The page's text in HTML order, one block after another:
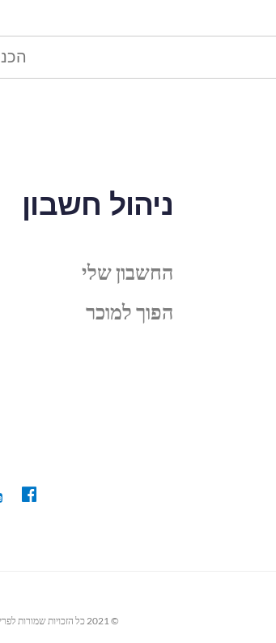
ניהול חשבון
החשבון שלי
הפוך למוכר
© 2021 כל הזכויות שמורות לפרימיום אקווטיקס בע"מ.